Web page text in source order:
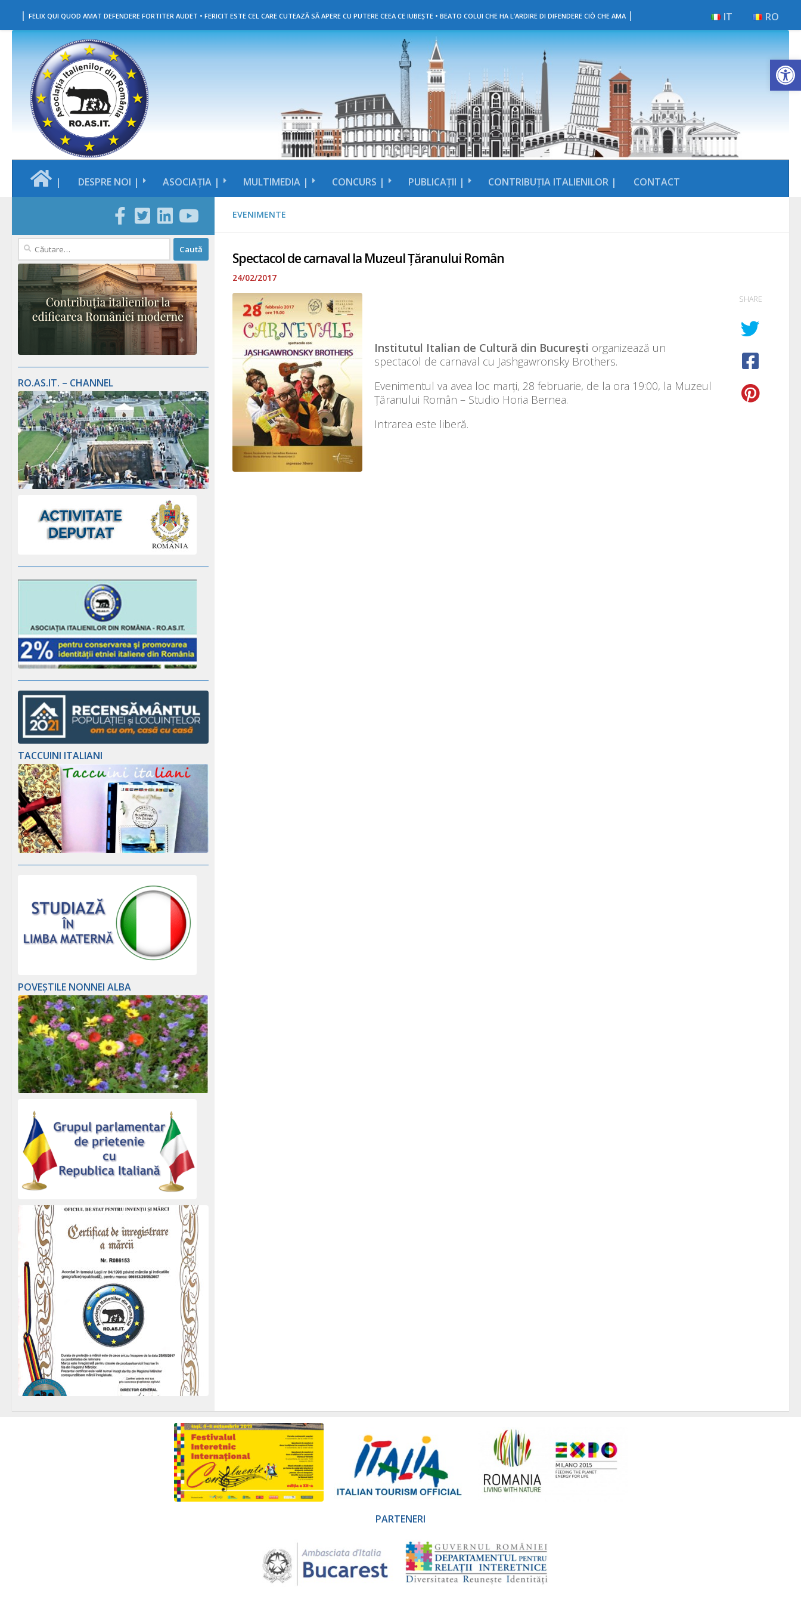
Skip to content
| FELIX QUI QUOD AMAT DEFENDERE FORTITER AUDET • FERICIT ESTE CEL CARE CUTEAZĂ SĂ APERE CU PUTERE CEEA CE IUBEȘTE • BEATO COLUI CHE HA L’ARDIRE DI DIFENDERE CIÒ CHE AMA | RO
IT
| DESPRE NOI | ASOCIAȚIA | MULTIMEDIA | CONCURS | PUBLICAȚII | CONTRIBUȚIA ITALIENILOR | CONTACT
EVENIMENTE
Spectacol de carnaval la Muzeul Țăranului Român
24/02/2017
Institutul Italian de Cultură din București organizează un
spectacol de carnaval cu Jashgawronsky Brothers.
Evenimentul va avea loc marți, 28 februarie, de la ora 19:00, la Muzeul
Țăranului Român – Studio Horia Bernea.
Intrarea este liberă.
SHARE
Caută
RO.AS.IT. – CHANNEL
TACCUINI ITALIANI
POVEȘTILE NONNEI ALBA
PARTENERI